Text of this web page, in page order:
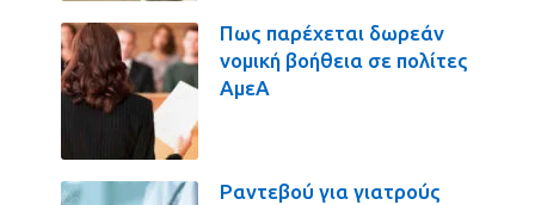
Πως παρέχεται δωρεάν
νομική βοήθεια σε πολίτες
ΑμεΑ
Ραντεβού για γιατρούς